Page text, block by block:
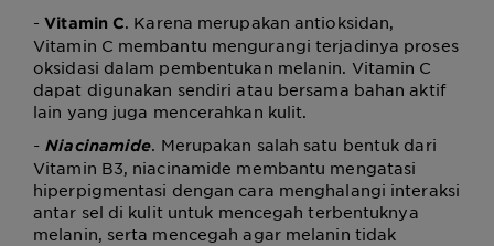
-Vitamin C. Karena merupakan antioksidan,
Vitamin C membantu mengurangi terjadinya proses
oksidasi dalam pembentukan melanin. Vitamin C
dapat digunakan sendiri atau bersama bahan aktif
lain yang juga mencerahkan kulit.
-Niacinamide. Merupakan salah satu bentuk dari
Vitamin B3, niacinamide membantu mengatasi
hiperpigmentasi dengan cara menghalangi interaksi
antar sel di kulit untuk mencegah terbentuknya
melanin, serta mencegah agar melanin tidak